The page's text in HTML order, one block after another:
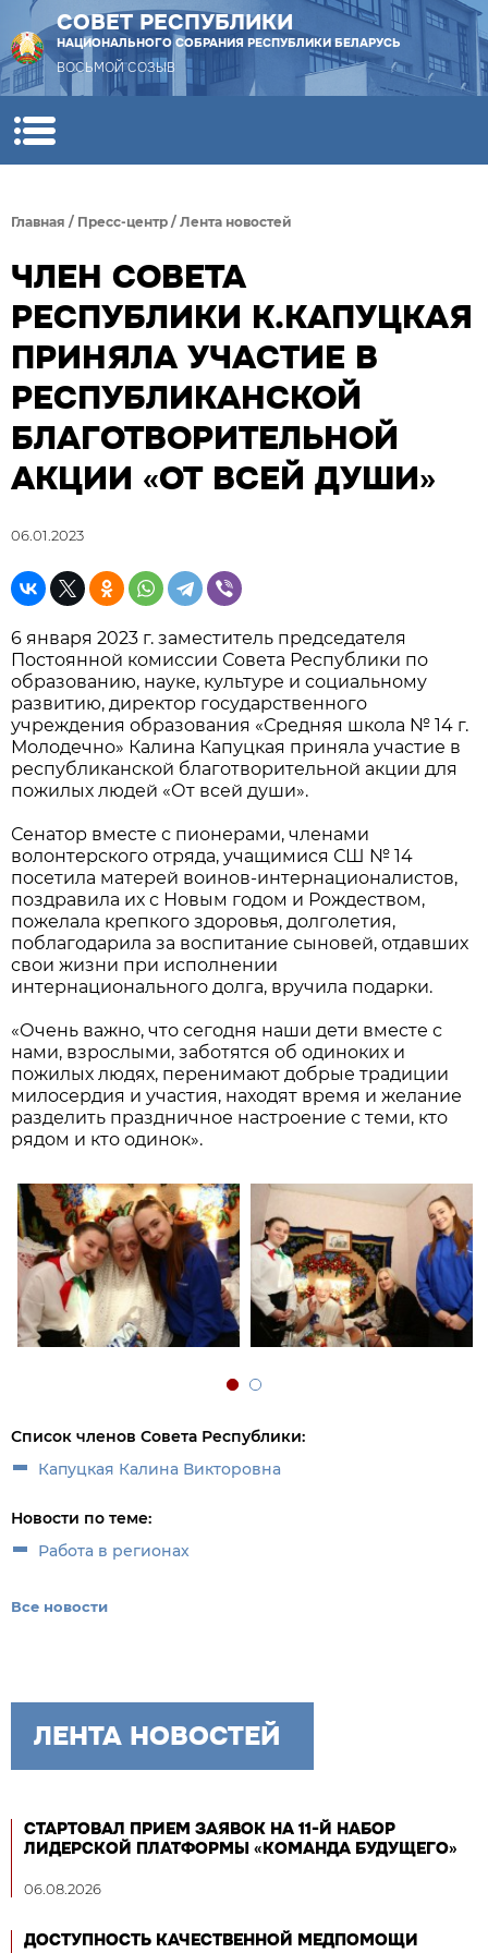
СОВЕТ РЕСПУБЛИКИ
НАЦИОНАЛЬНОГО СОБРАНИЯ РЕСПУБЛИКИ БЕЛАРУСЬ
ВОСЬМОЙ СОЗЫВ
Главная / Пресс-центр / Лента новостей
ЧЛЕН СОВЕТА
РЕСПУБЛИКИ К.КАПУЦКАЯ
ПРИНЯЛА УЧАСТИЕ В
РЕСПУБЛИКАНСКОЙ
БЛАГОТВОРИТЕЛЬНОЙ
АКЦИИ «ОТ ВСЕЙ ДУШИ»
06.01.2023
6 января 2023 г. заместитель председателя
Постоянной комиссии Совета Республики по
образованию, науке, культуре и социальному
развитию, директор государственного
учреждения образования «Средняя школа № 14 г.
Молодечно» Калина Капуцкая приняла участие в
республиканской благотворительной акции для
пожилых людей «От всей души».
Сенатор вместе с пионерами, членами
волонтерского отряда, учащимися СШ № 14
посетила матерей воинов-интернационалистов,
поздравила их с Новым годом и Рождеством,
пожелала крепкого здоровья, долголетия,
поблагодарила за воспитание сыновей, отдавших
свои жизни при исполнении
интернационального долга, вручила подарки.
«Очень важно, что сегодня наши дети вместе с
нами, взрослыми, заботятся об одиноких и
пожилых людях, перенимают добрые традиции
милосердия и участия, находят время и желание
разделить праздничное настроение с теми, кто
рядом и кто одинок».
Список членов Совета Республики:
Капуцкая Калина Викторовна
Новости по теме:
Работа в регионах
Все новости
ЛЕНТА НОВОСТЕЙ
СТАРТОВАЛ ПРИЕМ ЗАЯВОК НА 11-Й НАБОР
ЛИДЕРСКОЙ ПЛАТФОРМЫ «КОМАНДА БУДУЩЕГО»
06.08.2026
ДОСТУПНОСТЬ КАЧЕСТВЕННОЙ МЕДПОМОЩИ